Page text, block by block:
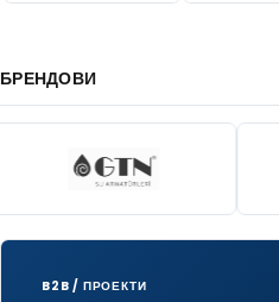
ВО КОШНИЧКА ВО
БРЕНДОВИ
B2B / ПРОЕКТИ